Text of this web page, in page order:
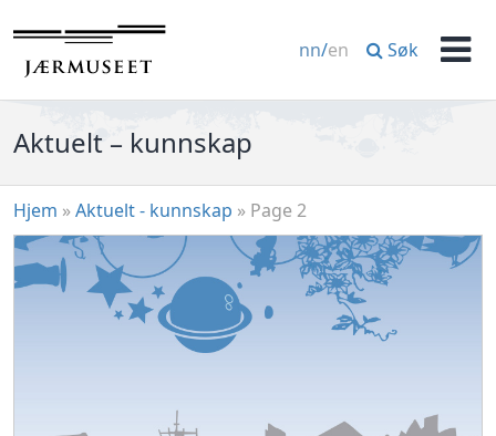
til
innhold
nn/en Søk
Aktuelt – kunnskap
Hjem »Aktuelt - kunnskap » Page 2